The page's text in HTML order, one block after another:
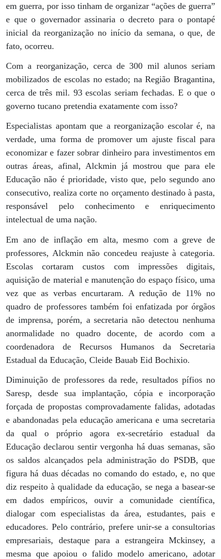
em guerra, por isso tinham de organizar “ações de guerra”
e que o governador assinaria o decreto para o pontapé
inicial da reorganização no início da semana, o que, de
fato, ocorreu.
Com a reorganização, cerca de 300 mil alunos seriam
mobilizados de escolas no estado; na Região Bragantina,
cerca de três mil. 93 escolas seriam fechadas. E o que o
governo tucano pretendia exatamente com isso?
Especialistas apontam que a reorganização escolar é, na
verdade, uma forma de promover um ajuste fiscal para
economizar e fazer sobrar dinheiro para investimentos em
outras áreas, afinal, Alckmin já mostrou que para ele
Educação não é prioridade, visto que, pelo segundo ano
consecutivo, realiza corte no orçamento destinado à pasta,
responsável pelo conhecimento e enriquecimento
intelectual de uma nação.
Em ano de inflação em alta, mesmo com a greve de
professores, Alckmin não concedeu reajuste à categoria.
Escolas cortaram custos com impressões digitais,
aquisição de material e manutenção do espaço físico, uma
vez que as verbas encurtaram. A redução de 11% no
quadro de professores também foi enfatizada por órgãos
de imprensa, porém, a secretaria não detectou nenhuma
anormalidade no quadro docente, de acordo com a
coordenadora de Recursos Humanos da Secretaria
Estadual da Educação, Cleide Bauab Eid Bochixio.
Diminuição de professores da rede, resultados pífios no
Saresp, desde sua implantação, cópia e incorporação
forçada de propostas comprovadamente falidas, adotadas
e abandonadas pela educação americana e uma secretaria
da qual o próprio agora ex-secretário estadual da
Educação declarou sentir vergonha há duas semanas, são
os saldos alcançados pela administração do PSDB, que
figura há duas décadas no comando do estado, e, no que
diz respeito à qualidade da educação, se nega a basear-se
em dados empíricos, ouvir a comunidade científica,
dialogar com especialistas da área, estudantes, pais e
educadores. Pelo contrário, prefere unir-se a consultorias
empresariais, destaque para a estrangeira Mckinsey, a
mesma que apoiou o falido modelo americano, adotar